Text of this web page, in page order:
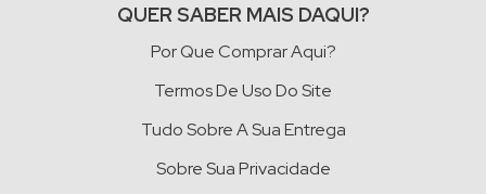
QUER SABER MAIS DAQUI?
Por Que Comprar Aqui?
Termos De Uso Do Site
Tudo Sobre A Sua Entrega
Sobre Sua Privacidade